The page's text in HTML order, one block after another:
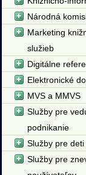
Národná
Marketing
služieb
Digitálne
Elektronické
MVS a MMVS
Služby pre
podnikanie
Služby pre
Služby pre